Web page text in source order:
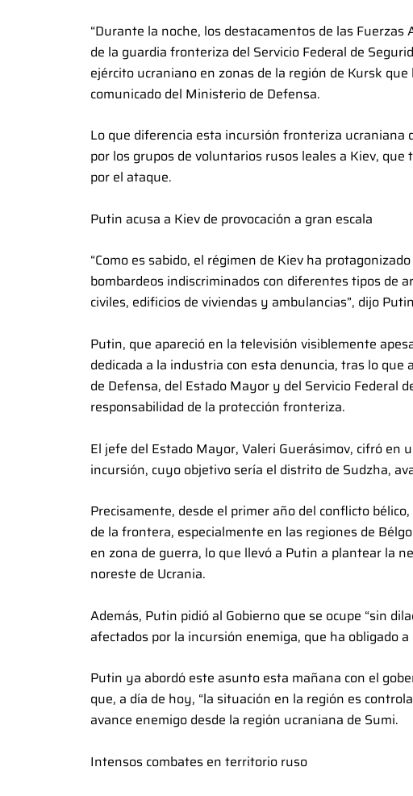
“Durante la noche, los destacamentos de las
de la guardia fronteriza del Servicio Federal de
ejército ucraniano en zonas de la región de Kursk
comunicado del Ministerio de Defensa.
Lo que diferencia esta incursión fronteriza ucraniana
por los grupos de voluntarios rusos leales a Kiev,
por el ataque.
Putin acusa a Kiev de provocación a gran escala
“Como es sabido, el régimen de Kiev ha
bombardeos indiscriminados con diferentes tipos de
civiles, edificios de viviendas y ambulancias”, dijo
Putin, que apareció en la televisión visiblemente
dedicada a la industria con esta denuncia, tras lo
de Defensa, del Estado Mayor y del Servicio Federal
responsabilidad de la protección fronteriza.
El jefe del Estado Mayor, Valeri Guerásimov, cifró en
incursión, cuyo objetivo sería el distrito de Sudzha,
Precisamente, desde el primer año del conflicto
de la frontera, especialmente en las regiones de
en zona de guerra, lo que llevó a Putin a plantear la
noreste de Ucrania.
Además, Putin pidió al Gobierno que se ocupe “sin
afectados por la incursión enemiga, que ha obligado
Putin ya abordó este asunto esta mañana con el
que, a día de hoy, “la situación en la región es
avance enemigo desde la región ucraniana de Sumi.
Intensos combates en territorio ruso